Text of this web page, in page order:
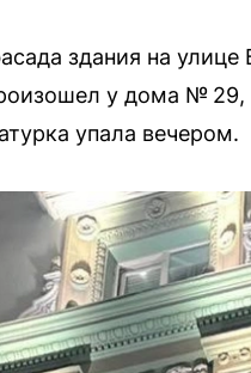
здания на
у дома №
упала вечером.